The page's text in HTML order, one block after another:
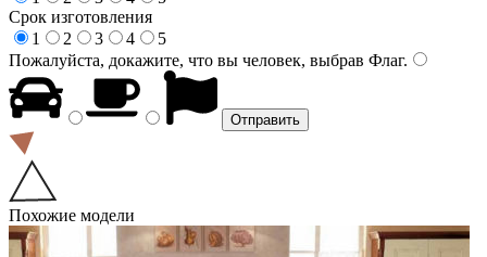
Срок изготовления
1
2 3 4
5
Пожалуйста, докажите, что вы человек, выбрав Флаг.
Похожие модели